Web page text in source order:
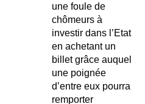
une foule de
chômeurs à
investir dans l’Etat
en achetant un
billet grâce auquel
une poignée
d’entre eux pourra
remporter